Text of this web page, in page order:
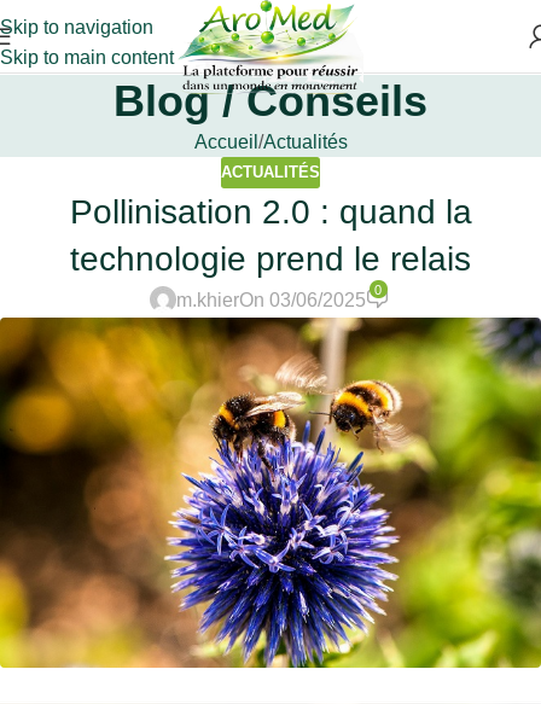
Skip to navigation
Skip to main content
Blog / Conseils
Accueil Actualités
ACTUALITÉS
Pollinisation 2.0 : quand la
technologie prend le relais
m.khierOn 03/06/2025
0